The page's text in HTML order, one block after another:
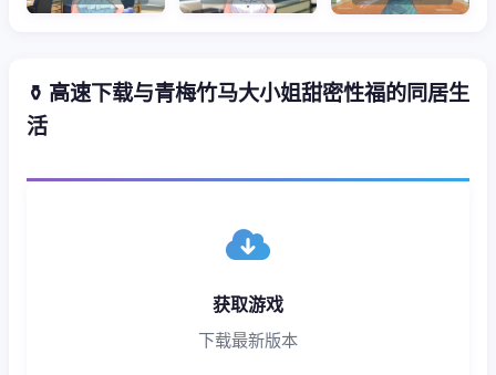
⚱️ 高速下载与青梅竹马大小姐甜密性福的同居生
活
获取游戏
下载最新版本